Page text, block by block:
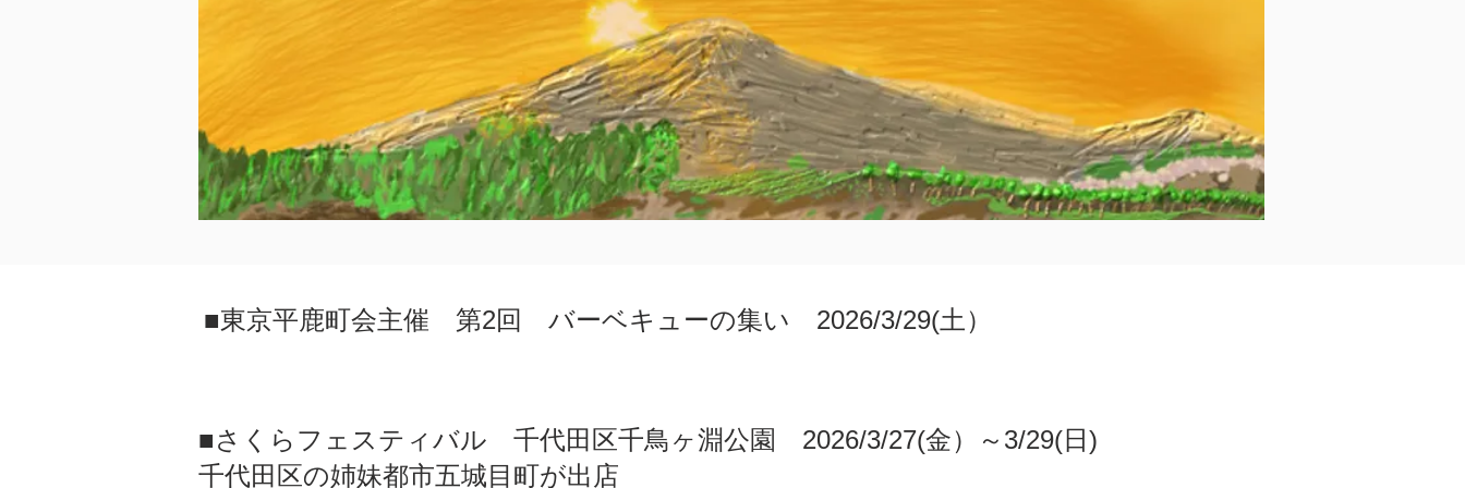
■東京平鹿町会主催 第2回 バーベキューの集い 2026/3/29(土）
■さくらフェスティバル 千代田区千鳥ヶ淵公園 2026/3/27(金）～3/29(日)
千代田区の姉妹都市五城目町が出店